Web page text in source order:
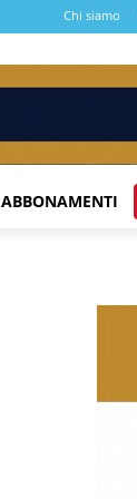
Chi siamo
ABBONAMENTI